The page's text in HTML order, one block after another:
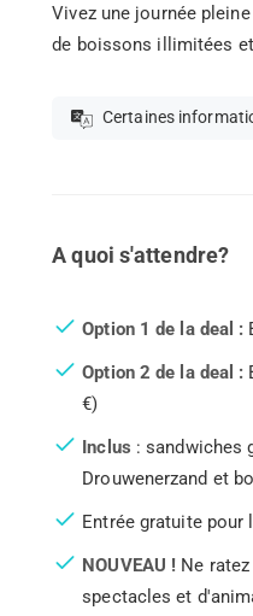
Vivez une journée
de boissons illimitées
Certaines
A quoi s'attendre?
Option 1 de la deal :
Option 2 de la deal :
€)
Inclus : sandwiches
Drouwenerzand et
Entrée gratuite pour
NOUVEAU ! Ne
spectacles et